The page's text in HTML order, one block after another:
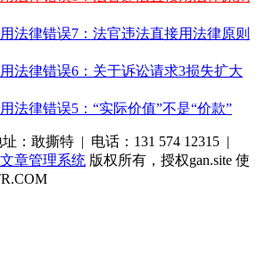
法律错误7：法官违法直接用法律原则
法律错误6：关于诉讼请求3损失扩大
法律错误5：“实际价值”不是“价款”
：敢撕特 | 电话：131 574 12315 |
章管理系统 版权所有，授权gan.site 使